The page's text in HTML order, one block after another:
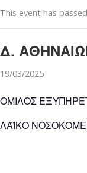
This event has
Δ.
19/03/2025
ΟΜΙΛΟΣ
ΛΑΪΚΟ